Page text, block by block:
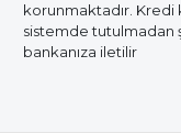
korunmaktadır. Kredi
sistemde tutulmadan
bankanıza iletilir